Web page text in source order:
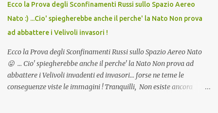
Ecco la Prova degli Sconfinamenti Russi sullo Spazio Aereo
Nato :) ...Cio' spiegherebbe anche il perche' la Nato Non prova
ad abbattere i Velivoli invasori !
Ecco la Prova degli Sconfinamenti Russi sullo Spazio Aereo Nato
😛 ... Cio' spiegherebbe anche il perche' la Nato Non prova ad
abbattere i Velivoli invadenti ed invasori... forse ne teme le
conseguenze viste le immagini ! Tranquilli, Non esiste ancora